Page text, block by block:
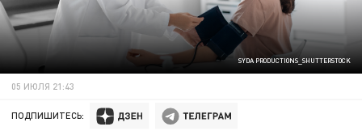
SYDA PRODUCTIONS_SHUTTERSTOCK
05 ИЮЛЯ 21:43
ПОДПИШИТЕСЬ: